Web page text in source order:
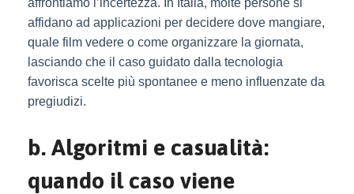
affrontiamo l’incertezza. In Italia, molte persone si
affidano ad applicazioni per decidere dove mangiare,
quale film vedere o come organizzare la giornata,
lasciando che il caso guidato dalla tecnologia
favorisca scelte più spontanee e meno influenzate da
pregiudizi.
b. Algoritmi e casualità:
quando il caso viene